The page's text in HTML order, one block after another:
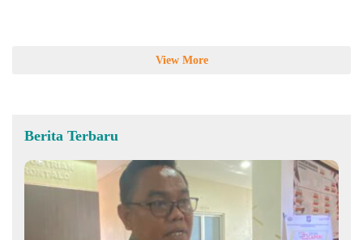
View More
Berita Terbaru